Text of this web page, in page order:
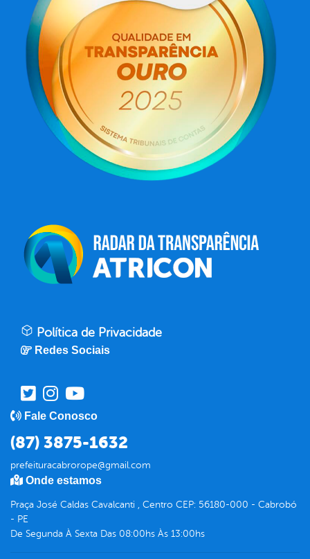
Política de Privacidade
Redes Sociais
Fale Conosco
(87) 3875-1632
prefeituracabrorope@gmail.com
Onde estamos
Praça José Caldas Cavalcanti , Centro CEP: 56180-000 - Cabrobó
- PE
De Segunda À Sexta Das 08:00hs Às 13:00hs